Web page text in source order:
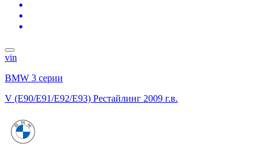
vin
BMW 3 серии
V (E90/E91/E92/E93) Рестайлинг 2009 г.в.